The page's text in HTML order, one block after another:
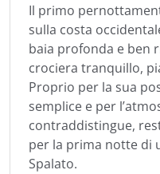
Il primo
sulla costa
baia profonda e ben
crociera tranquillo,
Proprio per la sua
semplice e per
contraddistingue,
per la prima notte di
Spalato.